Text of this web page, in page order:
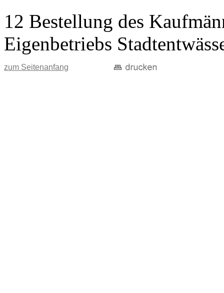
12 Bestellung des
Eigenbetriebs
zum Seitenanfang